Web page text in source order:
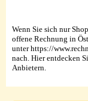
Wenn Sie sich nur
offene Rechnung in
unter https://
nach. Hier entdecken
Anbietern.